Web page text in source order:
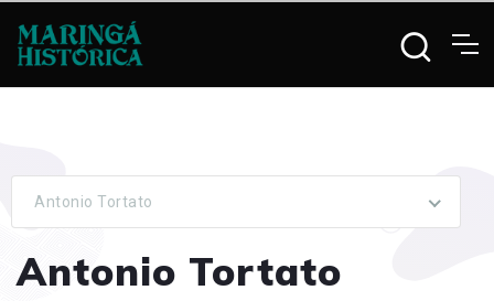
Antonio Tortato
Antonio Tortato